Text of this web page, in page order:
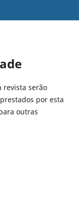
revista serão
por esta
outras